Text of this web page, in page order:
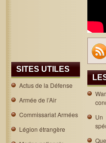
SITES UTILES
Actus de la Défense
Armée de l’Air
Commissariat Armées
Légion étrangère
Un